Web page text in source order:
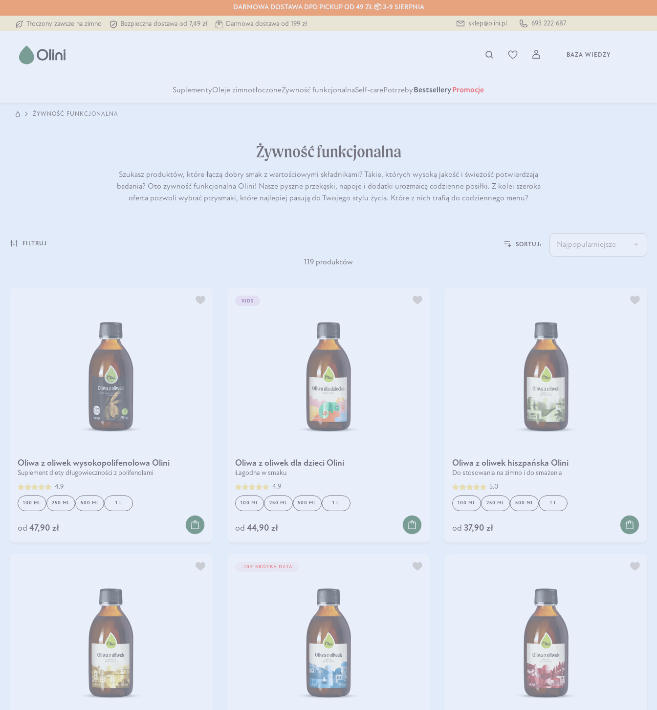
DARMOWA DOSTAWA DPD PICKUP OD 49 ZŁ 📦 3-9 SIERPNIA
Tłoczony zawsze na zimno Bezpieczna dostawa od 7,49 zł Darmowa dostawa od 199 zł sklep@olini.pl 693 222 687
BAZA WIEDZY
SuplementyOleje zimnotłoczoneŻywność funkcjonalnaSelf-carePotrzeby Bestsellery Promocje
ŻYWNOŚĆ FUNKCJONALNA
Żywność funkcjonalna
Szukasz produktów, które łączą dobry smak z wartościowymi składnikami? Takie, których wysoką jakość i świeżość potwierdzają
badania? Oto żywność funkcjonalna Olini! Nasze pyszne przekąski, napoje i dodatki urozmaicą codzienne posiłki. Z kolei szeroka
oferta pozwoli wybrać przysmaki, które najlepiej pasują do Twojego stylu życia. Które z nich trafią do codziennego menu?
FILTRUJ SORTUJ: Najpopularniejsze
119 produktów
Oliwa z oliwek wysokopolifenolowa Olini
Suplement diety długowieczności z polifenolami
4.9
100 ML 250 ML 500 ML 1 L
od 47,90 zł
KIDS
Oliwa z oliwek dla dzieci Olini
Łagodna w smaku
4.9
100 ML 250 ML 500 ML 1 L
od 44,90 zł
DO KOSZYKA
Oliwa z oliwek hiszpańska Olini
Do stosowania na zimno i do smażenia
5.0
100 ML 250 ML 500 ML 1 L
od 37,90 zł
DO KOSZYKA
-10% KRÓTKA DATA